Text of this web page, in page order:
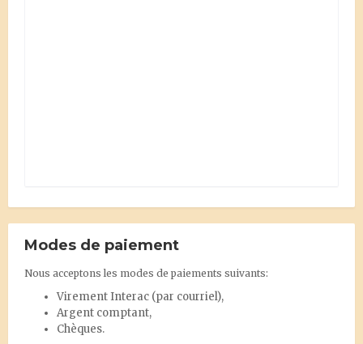
Modes de paiement
Nous acceptons les modes de paiements suivants:
Virement Interac (par courriel),
Argent comptant,
Chèques.